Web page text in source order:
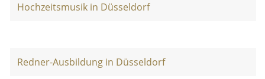
Hochzeitsmusik in Düsseldorf
Redner-Ausbildung in Düsseldorf